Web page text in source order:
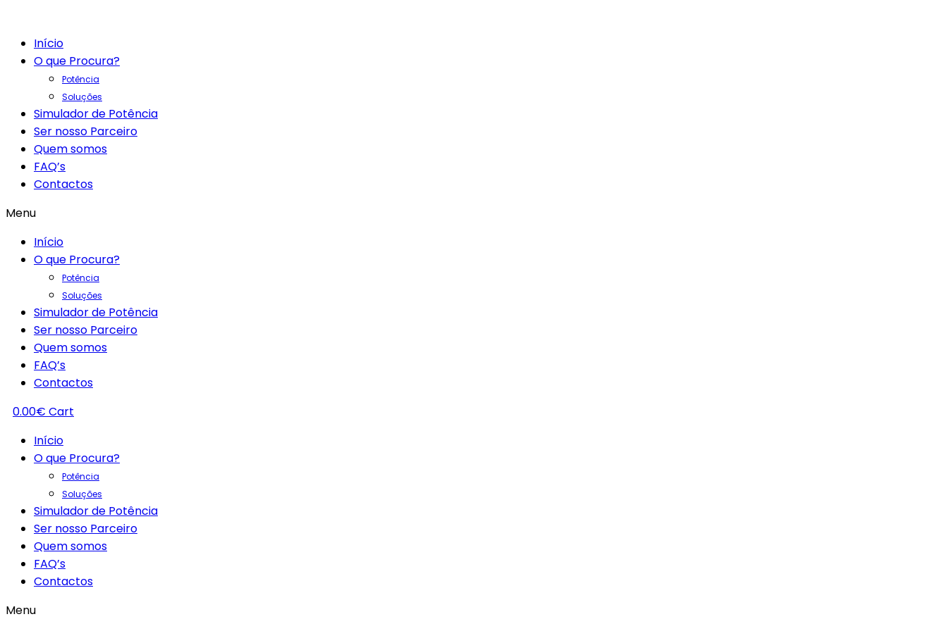
Início
O que Procura?
Potência
Soluções
Simulador de Potência
Ser nosso Parceiro
Quem somos
FAQ’s
Contactos
Menu
Início
O que Procura?
Potência
Soluções
Simulador de Potência
Ser nosso Parceiro
Quem somos
FAQ’s
Contactos
0.00€ Cart
Início
O que Procura?
Potência
Soluções
Simulador de Potência
Ser nosso Parceiro
Quem somos
FAQ’s
Contactos
Menu